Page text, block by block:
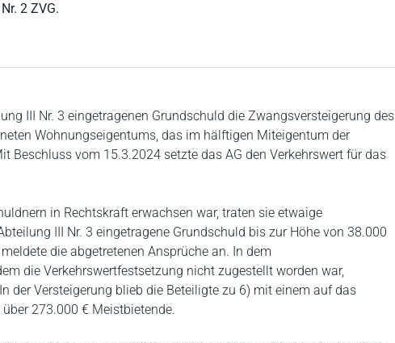
2 ZVG.
III Nr. 3 eingetragenen Grundschuld die Zwangsversteigerung des
Wohnungseigentums, das im hälftigen Miteigentum der
Beschluss vom 15.3.2024 setzte das AG den Verkehrswert für das
in Rechtskraft erwachsen war, traten sie etwaige
III Nr. 3 eingetragene Grundschuld bis zur Höhe von 38.000
die abgetretenen Ansprüche an. In dem
die Verkehrswertfestsetzung nicht zugestellt worden war,
der Versteigerung blieb die Beteiligte zu 6) mit einem auf das
273.000 € Meistbietende.